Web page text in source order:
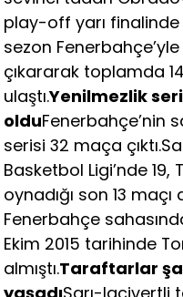
play-off yarı
sezon Fenerbahçe’yle
çıkararak toplamda
ulaştı.Yenilmezlik
olduFenerbahçe’nin
serisi 32 maça
Basketbol Ligi’nde 19,
oynadığı son 13
Fenerbahçe
Ekim 2015 tarihinde
almıştı.Taraftarlar